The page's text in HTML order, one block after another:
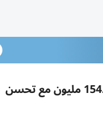
«دريك آند سكل» تحقق 9 ملايين درهم أرباحاً نصفية بنمو 38% والإيرادات ترتفع 98% إلى 154.1 مليون مع تحسن